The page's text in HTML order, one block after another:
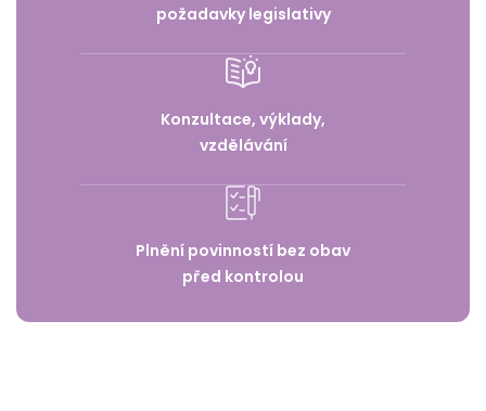
požadavky legislativy
Konzultace, výklady,
vzdělávání
Plnění povinností bez obav
před kontrolou